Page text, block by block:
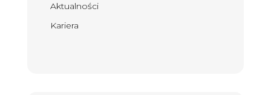
Aktualności
Kariera